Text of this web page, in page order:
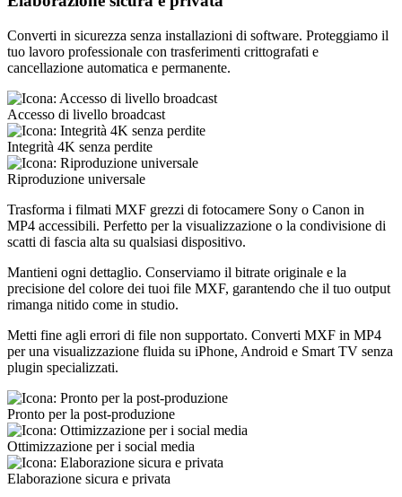
Converti in sicurezza senza installazioni di software. Proteggiamo il
tuo lavoro professionale con trasferimenti crittografati e
cancellazione automatica e permanente.
Accesso di livello broadcast
Integrità 4K senza perdite
Riproduzione universale
Trasforma i filmati MXF grezzi di fotocamere Sony o Canon in
MP4 accessibili. Perfetto per la visualizzazione o la condivisione di
scatti di fascia alta su qualsiasi dispositivo.
Mantieni ogni dettaglio. Conserviamo il bitrate originale e la
precisione del colore dei tuoi file MXF, garantendo che il tuo output
rimanga nitido come in studio.
Metti fine agli errori di file non supportato. Converti MXF in MP4
per una visualizzazione fluida su iPhone, Android e Smart TV senza
plugin specializzati.
Pronto per la post-produzione
Ottimizzazione per i social media
Elaborazione sicura e privata